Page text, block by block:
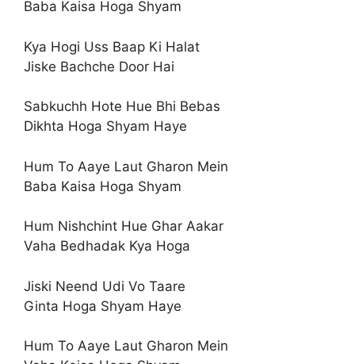
Baba Kaisa Hoga Shyam
Kya Hogi Uss Baap Ki Halat
Jiske Bachche Door Hai
Sabkuchh Hote Hue Bhi Bebas
Dikhta Hoga Shyam Haye
Hum To Aaye Laut Gharon Mein
Baba Kaisa Hoga Shyam
Hum Nishchint Hue Ghar Aakar
Vaha Bedhadak Kya Hoga
Jiski Neend Udi Vo Taare
Ginta Hoga Shyam Haye
Hum To Aaye Laut Gharon Mein